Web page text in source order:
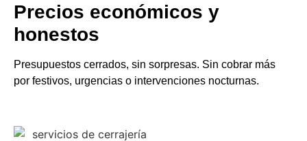
Precios económicos y
honestos
Presupuestos cerrados, sin sorpresas. Sin cobrar más
por festivos, urgencias o intervenciones nocturnas.